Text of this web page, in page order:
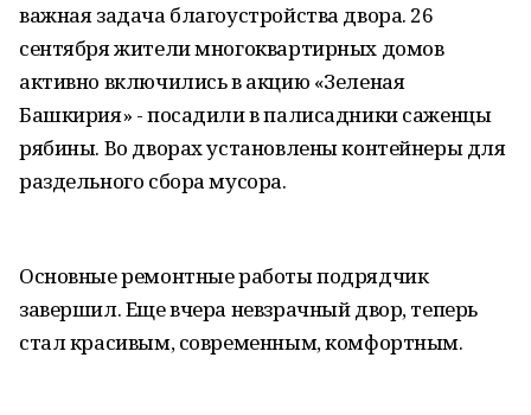
важная задача благоустройства двора. 26
сентября жители многоквартирных домов
активно включились в акцию «Зеленая
Башкирия» - посадили в палисадники саженцы
рябины. Во дворах установлены контейнеры для
раздельного сбора мусора.
Основные ремонтные работы подрядчик
завершил. Еще вчера невзрачный двор, теперь
стал красивым, современным, комфортным.